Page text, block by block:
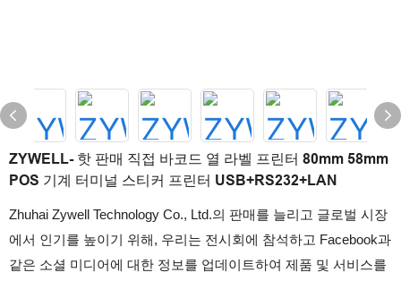
ZYWELL- 핫 판매 직접 바코드 열 라벨 프린터 80mm 58mm
POS 기계 터미널 스티커 프린터 USB+RS232+LAN
Zhuhai Zywell Technology Co., Ltd.의 판매를 늘리고 글로벌 시장
에서 인기를 높이기 위해, 우리는 전시회에 참석하고 Facebook과
같은 소셜 미디어에 대한 정보를 업데이트하여 제품 및 서비스를